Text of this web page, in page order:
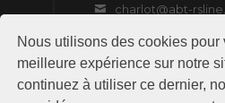
Nous utilisons des cookies pour
meilleure expérience sur notre
continuez à utiliser ce dernier,
charlot@abt-